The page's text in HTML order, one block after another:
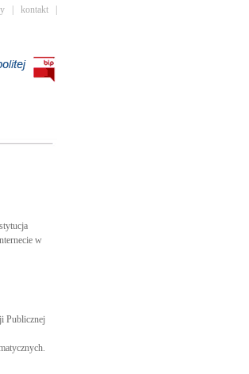
kontakt
w
Publicznej